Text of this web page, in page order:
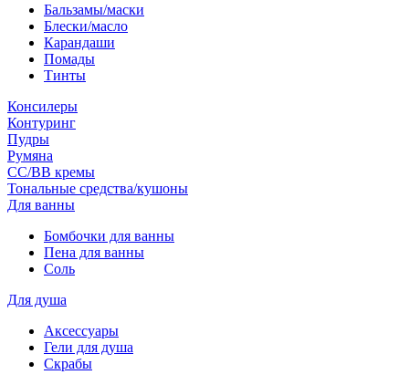
Бальзамы/маски
Блески/масло
Карандаши
Помады
Тинты
Консилеры
Контуринг
Пудры
Румяна
СС/ВВ кремы
Тональные средства/кушоны
Для ванны
Бомбочки для ванны
Пена для ванны
Соль
Для душа
Аксессуары
Гели для душа
Скрабы